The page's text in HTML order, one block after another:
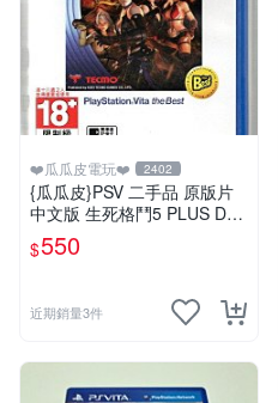
❤️瓜瓜皮電玩❤️ 2402
{瓜瓜皮}PSV 二手品 原版片
中文版 生死格鬥5 PLUS Dea
d or Alive 5(遊戲都有回收)
$550
近期銷量3件